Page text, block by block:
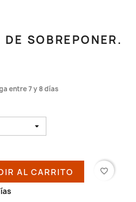
SOBREPONER.
entre 7 y 8 días
AL CARRITO favorite_border